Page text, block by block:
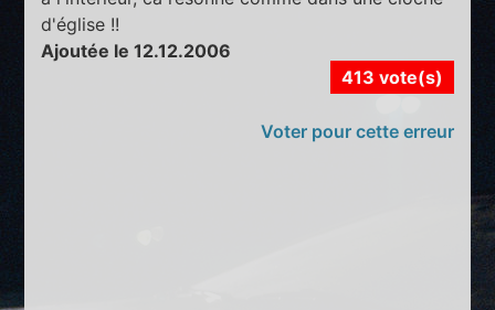
d'église !!
Ajoutée le 12.12.2006
413 vote(s)
Voter pour cette erreur